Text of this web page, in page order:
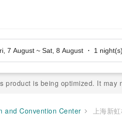
product is being optimized. It may
and Convention Center 上海新